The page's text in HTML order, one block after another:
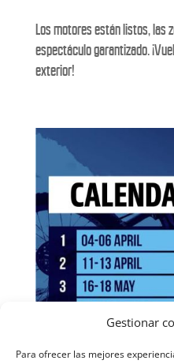
Gestionar
Para ofrecer las mejores
Los motores están listos, las
espectáculo garantizado.
exterior!